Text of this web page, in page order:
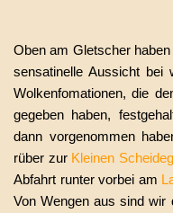
Oben am Gletscher
sensatinelle Aussicht bei
Wolkenfomationen, die
gegeben haben,
dann vorgenommen
rüber zur Kleinen
Abfahrt runter vorbei am
Von Wengen aus sind wir